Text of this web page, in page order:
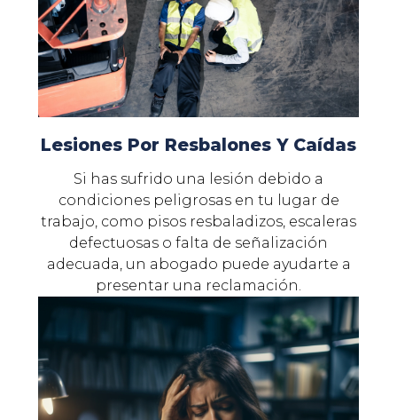
Lesiones Por Resbalones Y Caídas
Si has sufrido una lesión debido a
condiciones peligrosas en tu lugar de
trabajo, como pisos resbaladizos, escaleras
defectuosas o falta de señalización
adecuada, un abogado puede ayudarte a
presentar una reclamación.